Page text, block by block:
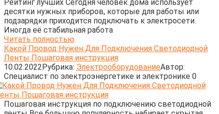
Рейтинг лучших Сегодня человек дома использует
десятки нужных приборов, которые для работы или
подзарядки приходится подключать к электросети.
Иногда её стабильная работа
Читать полностью
Какой Провод Нужен Для Подключения Светодиодной
Ленты Пошаговая инструкция
10.02.2022Рубрика: ЭлектрооборудованиеАвтор:
Cпециалист по электроэнергетике и электронике 0
Пошаговая инструкция по подключению светодиодной